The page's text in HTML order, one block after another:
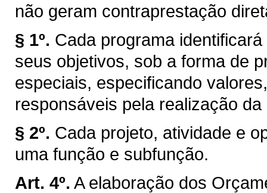
não geram contraprestação
§ 1º. Cada programa
seus objetivos, sob a forma de
especiais, especificando
responsáveis pela realização da
§ 2º. Cada projeto, atividade e
uma função e subfunção.
Art. 4º. A elaboração dos